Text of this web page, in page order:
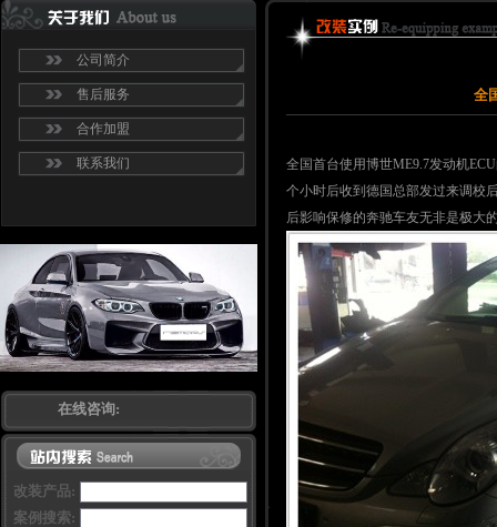
公司简介
售后服务
合作加盟
联系我们
在线咨询:
改装产品:
案例搜索:
全
全国首台使用博世ME9.7发动机
个小时后收到德国总部发过来调校
后影响保修的奔驰车友无非是极大